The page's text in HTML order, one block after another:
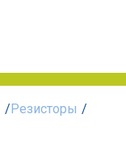
/Резисторы /